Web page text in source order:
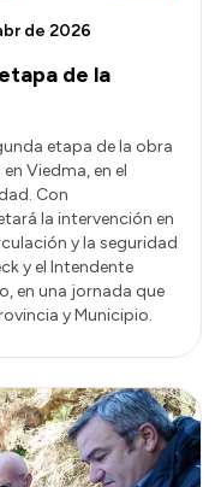
de la
de 2026
etapa de la obra
Viedma, en el
Con
la intervención en
y la seguridad
y el Intendente
en una jornada que
y Municipio.